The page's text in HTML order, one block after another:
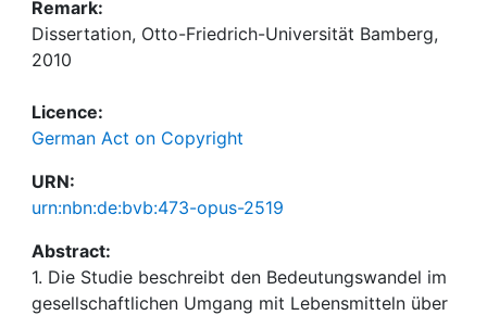
Remark:
Dissertation, Otto-Friedrich-Universität Bamberg,
2010
Licence:
German Act on Copyright
URN:
urn:nbn:de:bvb:473-opus-2519
Abstract:
1. Die Studie beschreibt den Bedeutungswandel im
gesellschaftlichen Umgang mit Lebensmitteln über